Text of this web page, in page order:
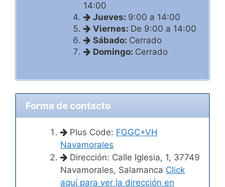
14:00
Jueves: 9:00 a 14:00
Viernes: De 9:00 a 14:00
Sábado: Cerrado
Domingo: Cerrado
Forma de contacto
Plus Code: FGGC+VH
Navamorales
Dirección: Calle Iglesia, 1, 37749
Navamorales, Salamanca Click
aquí para ver la dirección en